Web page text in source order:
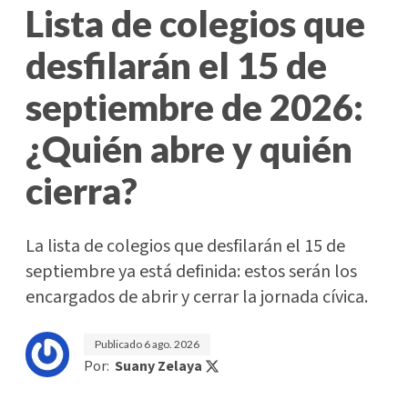
Lista de colegios que
desfilarán el 15 de
septiembre de 2026:
¿Quién abre y quién
cierra?
La lista de colegios que desfilarán el 15 de
septiembre ya está definida: estos serán los
encargados de abrir y cerrar la jornada cívica.
Publicado 6 ago. 2026
Por: Suany Zelaya